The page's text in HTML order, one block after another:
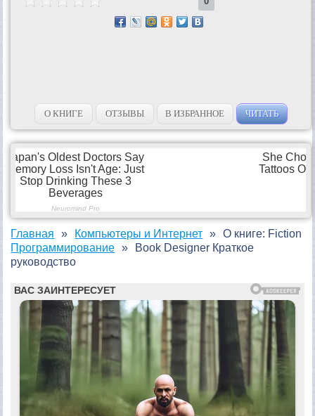
О КНИГЕ ОТЗЫВЫ В ИЗБРАННОЕ ЧИТАТЬ
Главная
Компьютеры и Интернет
Программирование
О книге: Fiction
Book Designer Краткое
руководство